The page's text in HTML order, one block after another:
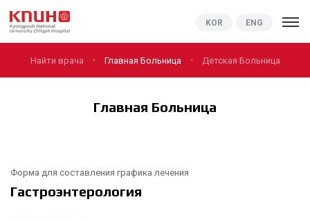
KNUCH
KOR ENG
Найти врача Главная Больница Детская Больница
Главная Больница
Форма для составления графика лечения
Гастроэнтерология